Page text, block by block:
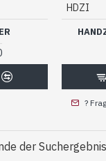
HDZI
?
der